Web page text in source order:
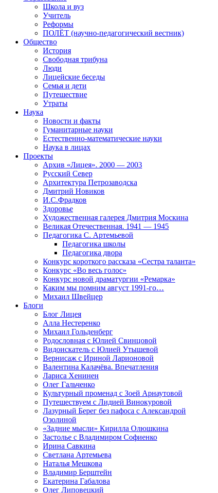
Школа и вуз
Учитель
Реформы
ПОЛЁТ (научно-педагогический вестник)
Общество
История
Свободная трибуна
Люди
Лицейские беседы
Семья и дети
Путешествие
Утраты
Наука
Новости и факты
Гуманитарные науки
Естественно-математические науки
Наука в лицах
Проекты
Архив «Лицея». 2000 — 2003
Русский Север
Архитектура Петрозаводска
Дмитрий Новиков
И.С.Фрадков
Здоровье
Художественная галерея Дмитрия Москина
Великая Отечественная. 1941 — 1945
Педагогика С. Артемьевой
Педагогика школы
Педагогика двора
Конкурс короткого рассказа «Сестра таланта»
Конкурс «Во весь голос»
Конкурс новой драматургии «Ремарка»
Каким мы помним август 1991-го…
Михаил Швейцер
Блоги
Блог Лицея
Алла Нестеренко
Михаил Гольденберг
Родословная с Юлией Свинцовой
Видоискатель с Юлией Утышевой
Вернисаж с Ириной Ларионовой
Валентина Калачёва. Впечатления
Лариса Хенинен
Олег Гальченко
Культурный променад с Зоей Арнаутовой
Путешествуем с Лидией Винокуровой
Лазурный Берег без пафоса с Александрой
Озолиной
«Задние мысли» Кирилла Олюшкина
Застолье с Владимиром Софиенко
Ирина Савкина
Светлана Артемьева
Наталья Мешкова
Владимир Берштейн
Екатерина Габалова
Олег Липовецкий